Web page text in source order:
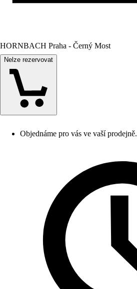
HORNBACH Praha - Černý Most
Nelze rezervovat
Objednáme pro vás ve vaší prodejně.